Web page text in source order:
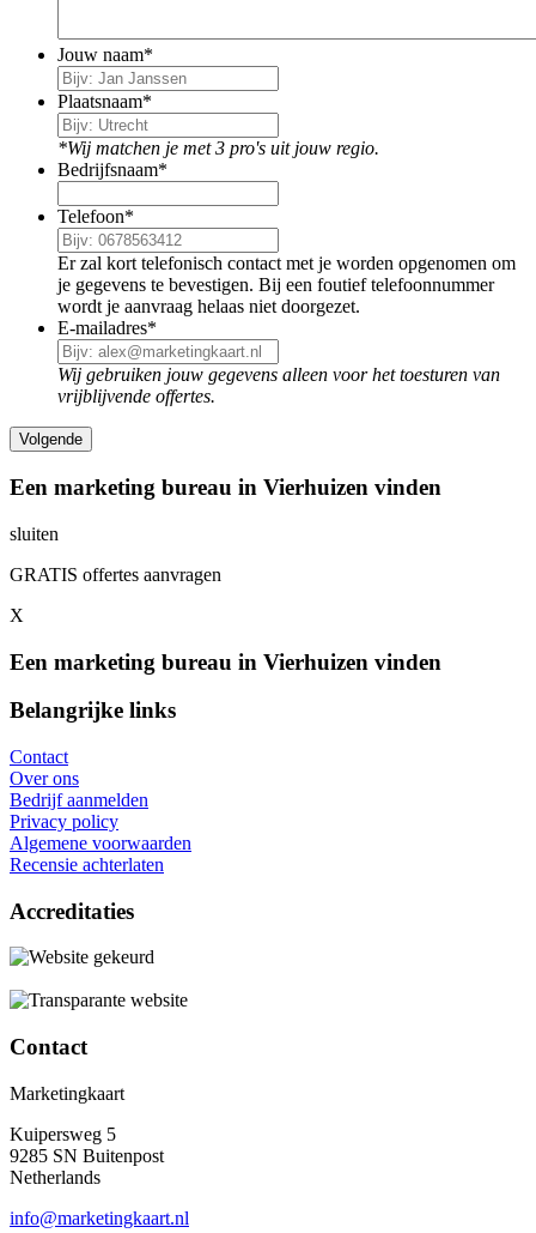
Jouw naam*
Plaatsnaam*
*Wij matchen je met 3 pro's uit jouw regio.
Bedrijfsnaam*
Telefoon*
Er zal kort telefonisch contact met je worden opgenomen om
je gegevens te bevestigen. Bij een foutief telefoonnummer
wordt je aanvraag helaas niet doorgezet.
E-mailadres*
Wij gebruiken jouw gegevens alleen voor het toesturen van
vrijblijvende offertes.
Een marketing bureau in Vierhuizen vinden
sluiten
GRATIS offertes aanvragen
X
Een marketing bureau in Vierhuizen vinden
Belangrijke links
Contact
Over ons
Bedrijf aanmelden
Privacy policy
Algemene voorwaarden
Recensie achterlaten
Accreditaties
Contact
Marketingkaart
Kuipersweg 5
9285 SN Buitenpost
Netherlands
info@marketingkaart.nl